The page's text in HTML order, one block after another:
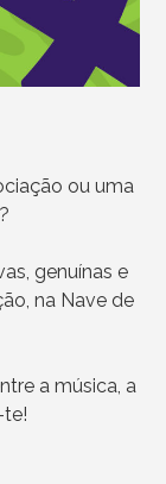
ou uma
genuínas e
na Nave de
a música, a
te!